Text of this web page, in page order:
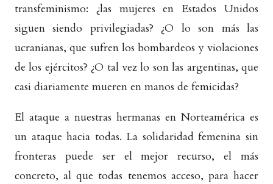
transfeminismo: ¿las mujeres en Estados Unidos
siguen siendo privilegiadas? ¿O lo son más las
ucranianas, que sufren los bombardeos y violaciones
de los ejércitos? ¿O tal vez lo son las argentinas, que
casi diariamente mueren en manos de femicidas?
El ataque a nuestras hermanas en Norteamérica es
un ataque hacia todas. La solidaridad femenina sin
fronteras puede ser el mejor recurso, el más
concreto, al que todas tenemos acceso, para hacer